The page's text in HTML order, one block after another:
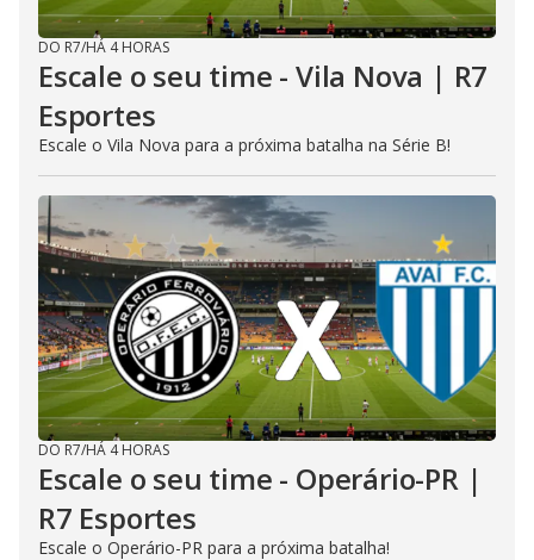
DO R7/HÁ 4 HORAS
Escale o seu time - Vila Nova | R7
Esportes
Escale o Vila Nova para a próxima batalha na Série B!
DO R7/HÁ 4 HORAS
Escale o seu time - Operário-PR |
R7 Esportes
Escale o Operário-PR para a próxima batalha!